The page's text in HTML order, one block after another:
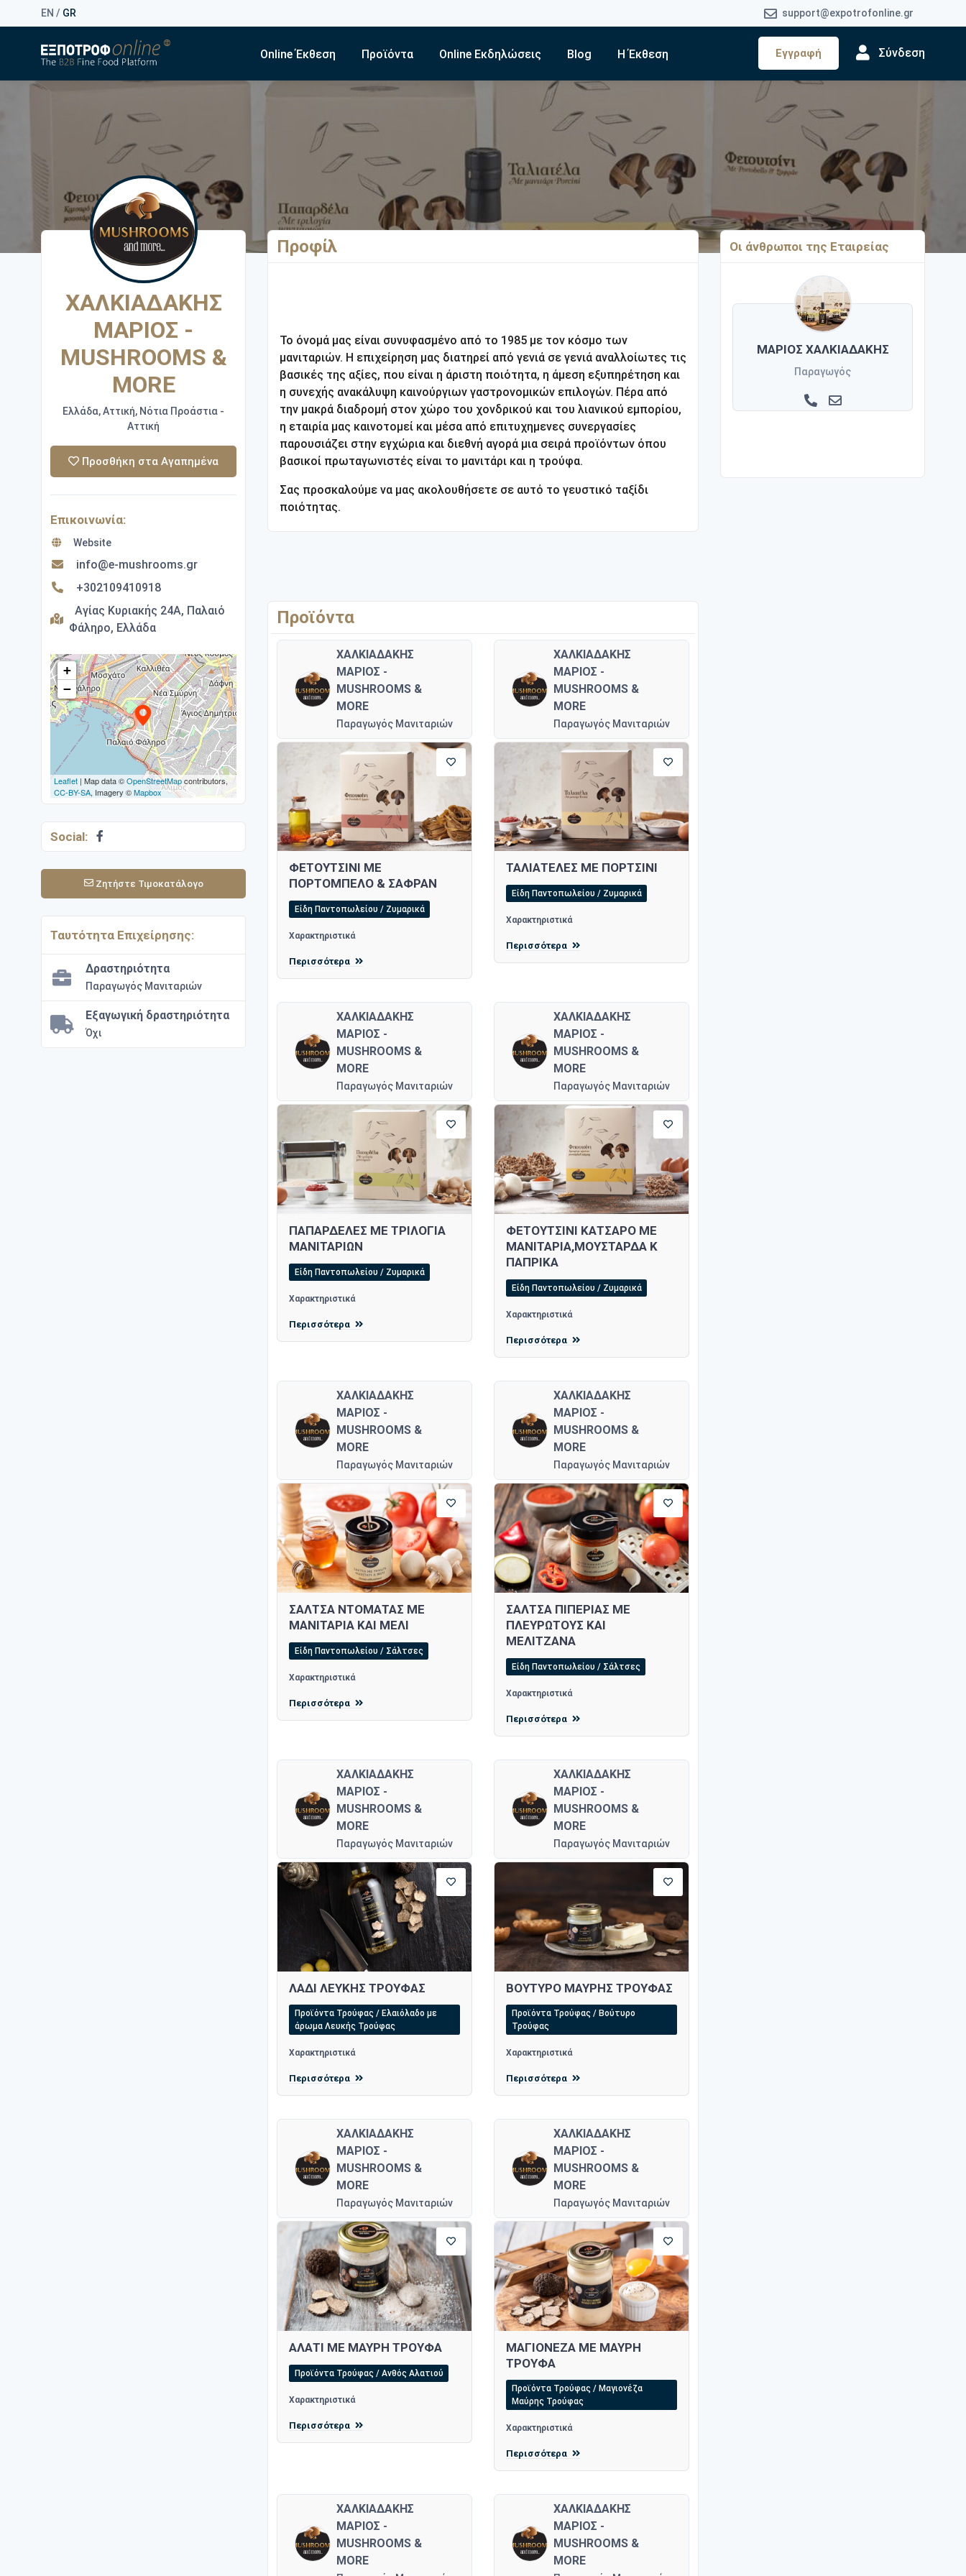
EN / GR support@expotrofonline.gr
Εγγραφή Σύνδεση
Online Έκθεση Προϊόντα Online Εκδηλώσεις Blog Η Έκθεση
ΧΑΛΚΙΑΔΑΚΗΣ
ΜΑΡΙΟΣ -
MUSHROOMS &
MORE
Ελλάδα, Αττική, Νότια Προάστια -
Αττική
Προσθήκη στα Αγαπημένα
Επικοινωνία:
Website
info@e-mushrooms.gr
+302109410918
Αγίας Κυριακής 24Α, Παλαιό
Φάληρο, Ελλάδα
+
−
Leaflet | Map data ©OpenStreetMapcontributors,
CC-BY-SA, Imagery ©Mapbox
Social:
Ζητήστε Τιμοκατάλογο
Ταυτότητα Επιχείρησης:
Δραστηριότητα
Παραγωγός Μανιταριών
Εξαγωγική δραστηριότητα
Όχι
Προφίλ
Το όνομά μας είναι συνυφασμένο από το 1985 με τον κόσμο των
μανιταριών. Η επιχείρηση μας διατηρεί από γενιά σε γενιά αναλλοίωτες τις
βασικές της αξίες, που είναι η άριστη ποιότητα, η άμεση εξυπηρέτηση και
η συνεχής ανακάλυψη καινούργιων γαστρονομικών επιλογών. Πέρα από
την μακρά διαδρομή στον χώρο του χονδρικού και του λιανικού εμπορίου,
η εταιρία μας καινοτομεί και μέσα από επιτυχημενες συνεργασίες
παρουσιάζει στην εγχώρια και διεθνή αγορά μια σειρά προϊόντων όπου
βασικοί πρωταγωνιστές είναι το μανιτάρι και η τρούφα.
Σας προσκαλούμε να μας ακολουθήσετε σε αυτό το γευστικό ταξίδι
ποιότητας.
Προϊόντα
ΧΑΛΚΙΑΔΑΚΗΣ
ΜΑΡΙΟΣ -
MUSHROOMS &
MORE
Παραγωγός Μανιταριών
ΦΕΤΟΥΤΣΙΝΙ ΜΕ
ΠΟΡΤΟΜΠΕΛΟ & ΣΑΦΡΑΝ
Είδη Παντοπωλείου / Ζυμαρικά
Χαρακτηριστικά
Περισσότερα
ΧΑΛΚΙΑΔΑΚΗΣ
ΜΑΡΙΟΣ -
MUSHROOMS &
MORE
Παραγωγός Μανιταριών
ΤΑΛΙΑΤΕΛΕΣ ΜΕ ΠΟΡΤΣΙΝΙ
Είδη Παντοπωλείου / Ζυμαρικά
Χαρακτηριστικά
Περισσότερα
ΧΑΛΚΙΑΔΑΚΗΣ
ΜΑΡΙΟΣ -
MUSHROOMS &
MORE
Παραγωγός Μανιταριών
ΠΑΠΑΡΔΕΛΕΣ ΜΕ ΤΡΙΛΟΓΙΑ
ΜΑΝΙΤΑΡΙΩΝ
Είδη Παντοπωλείου / Ζυμαρικά
Χαρακτηριστικά
Περισσότερα
ΧΑΛΚΙΑΔΑΚΗΣ
ΜΑΡΙΟΣ -
MUSHROOMS &
MORE
Παραγωγός Μανιταριών
ΦΕΤΟΥΤΣΙΝΙ ΚΑΤΣΑΡΟ ΜΕ
ΜΑΝΙΤΑΡΙΑ,ΜΟΥΣΤΑΡΔΑ Κ
ΠΑΠΡΙΚΑ
Είδη Παντοπωλείου / Ζυμαρικά
Χαρακτηριστικά
Περισσότερα
ΧΑΛΚΙΑΔΑΚΗΣ
ΜΑΡΙΟΣ -
MUSHROOMS &
MORE
Παραγωγός Μανιταριών
ΣΑΛΤΣΑ ΝΤΟΜΑΤΑΣ ΜΕ
ΜΑΝΙΤΑΡΙΑ ΚΑΙ ΜΕΛΙ
Είδη Παντοπωλείου / Σάλτσες
Χαρακτηριστικά
Περισσότερα
ΧΑΛΚΙΑΔΑΚΗΣ
ΜΑΡΙΟΣ -
MUSHROOMS &
MORE
Παραγωγός Μανιταριών
ΣΑΛΤΣΑ ΠΙΠΕΡΙΑΣ ΜΕ
ΠΛΕΥΡΩΤΟΥΣ ΚΑΙ
ΜΕΛΙΤΖΑΝΑ
Είδη Παντοπωλείου / Σάλτσες
Χαρακτηριστικά
Περισσότερα
ΧΑΛΚΙΑΔΑΚΗΣ
ΜΑΡΙΟΣ -
MUSHROOMS &
MORE
Παραγωγός Μανιταριών
ΛΑΔΙ ΛΕΥΚΗΣ ΤΡΟΥΦΑΣ
Προϊόντα Τρούφας / Ελαιόλαδο με
άρωμα Λευκής Τρούφας
Χαρακτηριστικά
Περισσότερα
ΧΑΛΚΙΑΔΑΚΗΣ
ΜΑΡΙΟΣ -
MUSHROOMS &
MORE
Παραγωγός Μανιταριών
ΒΟΥΤΥΡΟ ΜΑΥΡΗΣ ΤΡΟΥΦΑΣ
Προϊόντα Τρούφας / Βούτυρο
Τρούφας
Χαρακτηριστικά
Περισσότερα
ΧΑΛΚΙΑΔΑΚΗΣ
ΜΑΡΙΟΣ -
MUSHROOMS &
MORE
Παραγωγός Μανιταριών
ΑΛΑΤΙ ΜΕ ΜΑΥΡΗ ΤΡΟΥΦΑ
Προϊόντα Τρούφας / Ανθός Αλατιού
Χαρακτηριστικά
Περισσότερα
ΧΑΛΚΙΑΔΑΚΗΣ
ΜΑΡΙΟΣ -
MUSHROOMS &
MORE
Παραγωγός Μανιταριών
ΜΑΓΙΟΝΕΖΑ ΜΕ ΜΑΥΡΗ
ΤΡΟΥΦΑ
Προϊόντα Τρούφας / Μαγιονέζα
Μαύρης Τρούφας
Χαρακτηριστικά
Περισσότερα
ΧΑΛΚΙΑΔΑΚΗΣ
ΜΑΡΙΟΣ -
MUSHROOMS &
MORE
ΧΑΛΚΙΑΔΑΚΗΣ
ΜΑΡΙΟΣ -
MUSHROOMS &
MORE
Οι άνθρωποι της Εταιρείας
ΜΑΡΙΟΣ ΧΑΛΚΙΑΔΑΚΗΣ
Παραγωγός